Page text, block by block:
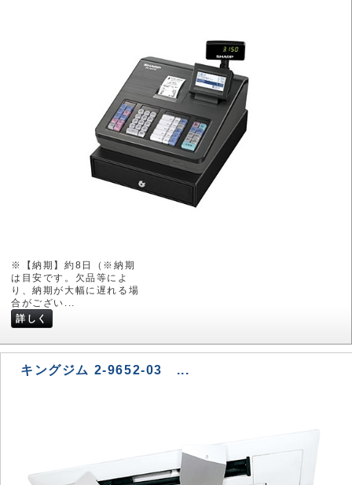
※【納期】約8日（※納期
は目安です。欠品等によ
り、納期が大幅に遅れる場
合がござい...
詳しく
キングジム 2-9652-03 ...